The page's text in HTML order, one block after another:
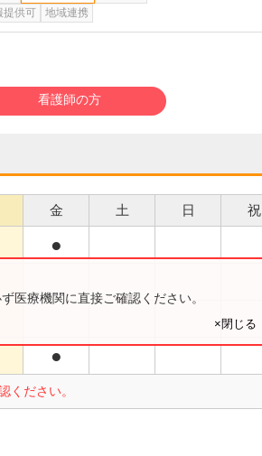
提供可 地域連携
看護師の方
金 土 日 祝
●
●
ください。
医療機関に直接ご確認ください。
×閉じる